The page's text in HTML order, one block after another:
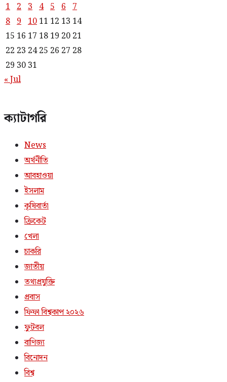
1 2 3 4 5 6 7
8 9 10 11 12 13 14
15 16 17 18 19 20 21
22 23 24 25 26 27 28
29 30 31
« Jul
ক্যাটাগরি
News
অর্থনীতি
আবহাওয়া
ইসলাম
কৃষিবার্তা
ক্রিকেট
খেলা
চাকরি
জাতীয়
তথ্যপ্রযুক্তি
প্রবাস
ফিফা বিশ্বকাপ ২০২৬
ফুটবল
বাণিজ্য
বিনোদন
বিশ্ব